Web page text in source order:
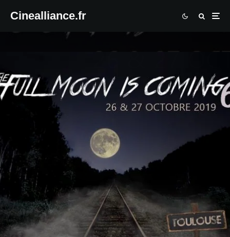
Cinealliance.fr